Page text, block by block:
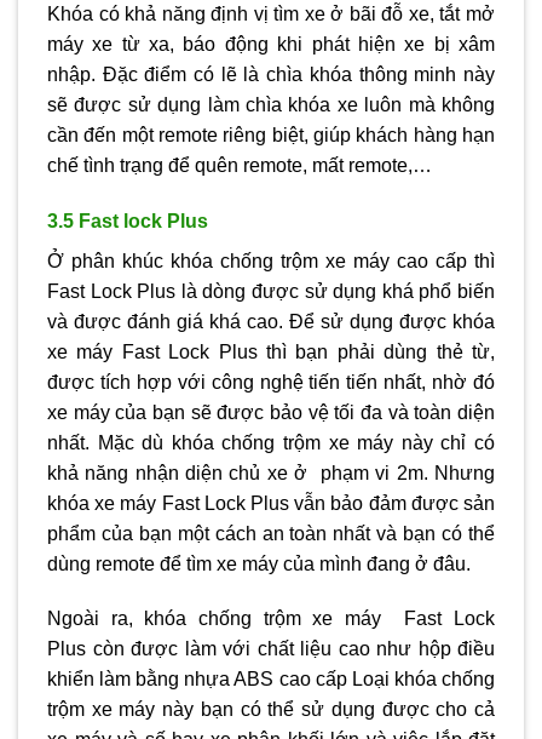
Khóa có khả năng định vị tìm xe ở bãi đỗ xe, tắt mở
máy xe từ xa, báo động khi phát hiện xe bị xâm
nhập. Đặc điểm có lẽ là chìa khóa thông minh này
sẽ được sử dụng làm chìa khóa xe luôn mà không
cần đến một remote riêng biệt, giúp khách hàng hạn
chế tình trạng để quên remote, mất remote,…
3.5 Fast lock Plus
Ở phân khúc khóa chống trộm xe máy cao cấp thì
Fast Lock Plus là dòng được sử dụng khá phổ biến
và được đánh giá khá cao. Để sử dụng được khóa
xe máy Fast Lock Plus thì bạn phải dùng thẻ từ,
được tích hợp với công nghệ tiến tiến nhất, nhờ đó
xe máy của bạn sẽ được bảo vệ tối đa và toàn diện
nhất. Mặc dù khóa chống trộm xe máy này chỉ có
khả năng nhận diện chủ xe ở phạm vi 2m. Nhưng
khóa xe máy Fast Lock Plus vẫn bảo đảm được sản
phẩm của bạn một cách an toàn nhất và bạn có thể
dùng remote để tìm xe máy của mình đang ở đâu.
Ngoài ra, khóa chống trộm xe máy Fast Lock
Plus còn được làm với chất liệu cao như hộp điều
khiển làm bằng nhựa ABS cao cấp Loại khóa chống
trộm xe máy này bạn có thể sử dụng được cho cả